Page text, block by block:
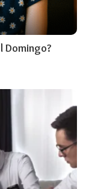
Domingo?